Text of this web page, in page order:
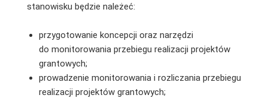
stanowisku będzie należeć:
przygotowanie koncepcji oraz narzędzi
do monitorowania przebiegu realizacji projektów
grantowych;
prowadzenie monitorowania i rozliczania przebiegu
realizacji projektów grantowych;